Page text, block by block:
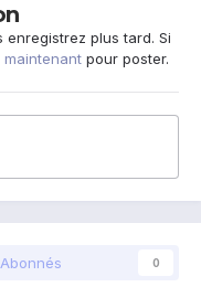
plus tard. Si
pour poster.
Abonnés 0